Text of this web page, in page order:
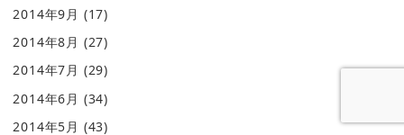
2014年9月 (17)
2014年8月 (27)
2014年7月 (29)
2014年6月 (34)
2014年5月 (43)